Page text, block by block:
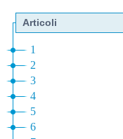
Articoli
1
2
3
4
5
6